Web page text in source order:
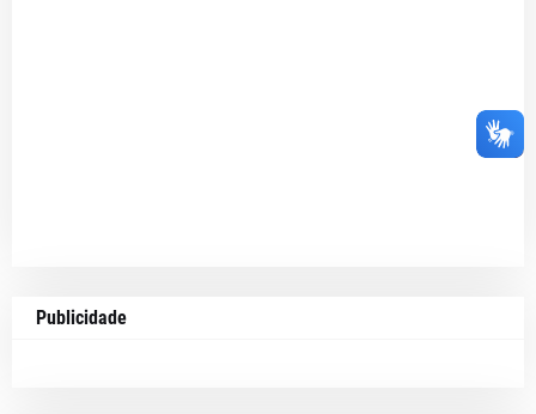
Publicidade